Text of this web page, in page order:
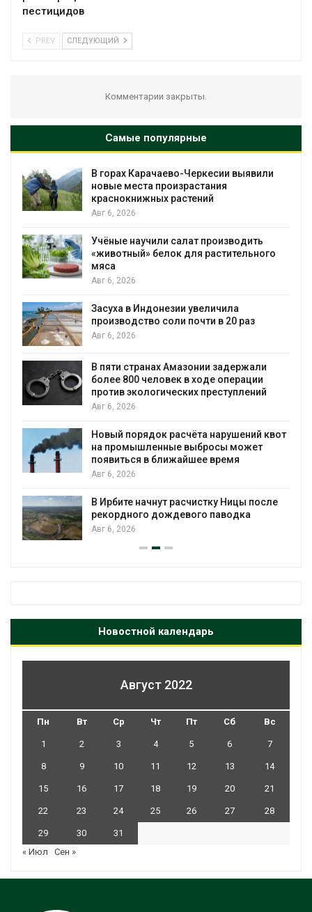
пестицидов
PREV СЛЕДУЮЩИЙ
Комментарии закрыты.
Самые популярные
В горах Карачаево-Черкесии выявили
новые места произрастания
краснокнижных растений
Авг 6, 2026
Учёные научили салат производить
«животный» белок для растительного
мяса
Авг 6, 2026
Засуха в Индонезии увеличила
производство соли почти в 20 раз
Авг 6, 2026
В пяти странах Амазонии задержали
более 800 человек в ходе операции
против экологических преступлений
Авг 6, 2026
Новый порядок расчёта нарушений квот
на промышленные выбросы может
появиться в ближайшее время
Авг 6, 2026
В Ирбите начнут расчистку Ницы после
рекордного дождевого паводка
Авг 6, 2026
Новостной календарь
Август 2022
Пн Вт Ср Чт Пт Сб Вс
1 2 3 4 5 6 7
8 9 10 11 12 13 14
15 16 17 18 19 20 21
22 23 24 25 26 27 28
29 30
31
« Июл
Сен »